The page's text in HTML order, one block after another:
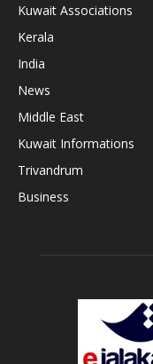
Kuwait Associations
Kerala
India
News
Middle East
Kuwait Informations
Trivandrum
Business